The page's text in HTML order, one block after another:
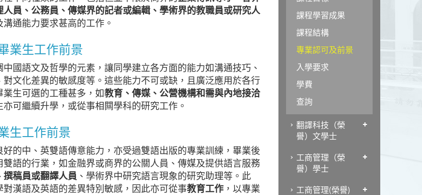
員、公務員、傳媒界的記者或編輯、學術界的教職員或研究人
溝通能力要求甚高的工作。
業生工作前景
國語文及哲學的元素，讓同學建立各方面的能力如溝通技巧、
文化差異的敏感度等。這些能力不可或缺，且廣泛應用於各行
生可選的工種甚多，如教育、傳媒、公營機構和需與內地接洽
亦可繼續升學，或從事相闗學科的研究工作。
生工作前景
好的中、英雙語傳意能力，亦受過雙語出版的專業訓練，畢業後
語的行業，如金融界或商界的公關人員、傳媒及提供語言服務
撰稿員或翻譯人員 、學術界中研究語言現象的研究助理等。此
漢語及英語的差異特別敏感，因此亦可從事教育工作 ，以專業
課程學習成果
課程結構
專業認可及前景
入學要求
學費
查詢
翻譯科技（榮
譽）文學士
工商管理（榮
譽）學士
工商管理(榮譽)